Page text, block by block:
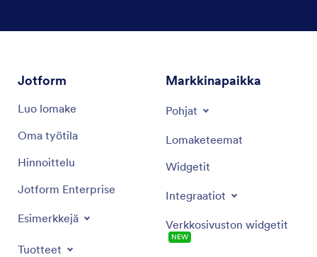
Jotform
Luo lomake
Oma työtila
Hinnoittelu
Jotform Enterprise
Esimerkkejä
Tuotteet
Markkinapaikka
Pohjat
Lomaketeemat
Widgetit
Integraatiot
Verkkosivuston widgetit
NEW